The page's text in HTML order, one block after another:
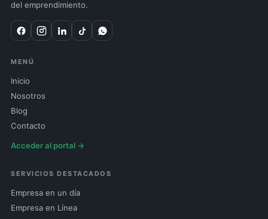
del emprendimiento.
MENÚ
Inicio
Nosotros
Blog
Contacto
Acceder al portal →
SERVICIOS DESTACADOS
Empresa en un día
Empresa en Línea